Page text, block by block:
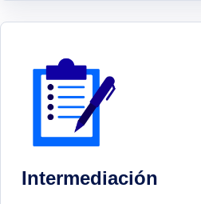
Intermediación